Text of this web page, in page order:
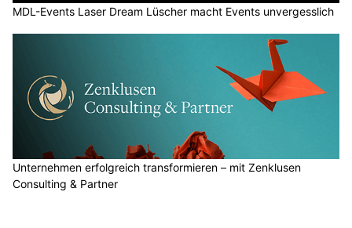
MDL-Events Laser Dream Lüscher macht Events unvergesslich
Unternehmen erfolgreich transformieren – mit Zenklusen
Consulting & Partner